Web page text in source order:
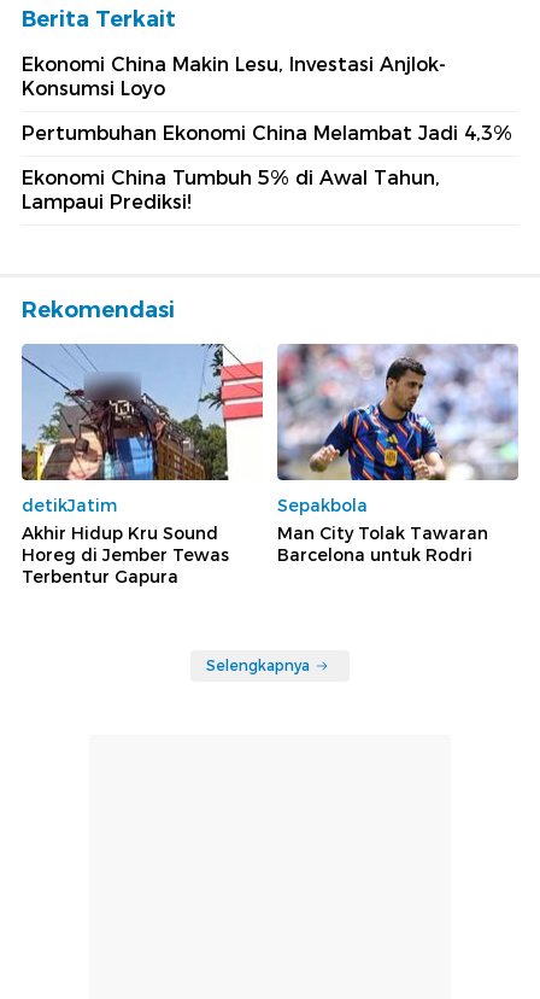
Berita Terkait
Ekonomi China Makin Lesu, Investasi Anjlok-
Konsumsi Loyo
Pertumbuhan Ekonomi China Melambat Jadi 4,3%
Ekonomi China Tumbuh 5% di Awal Tahun,
Lampaui Prediksi!
Rekomendasi
detikJatim
Akhir Hidup Kru Sound
Horeg di Jember Tewas
Terbentur Gapura
Sepakbola
Man City Tolak Tawaran
Barcelona untuk Rodri
Selengkapnya